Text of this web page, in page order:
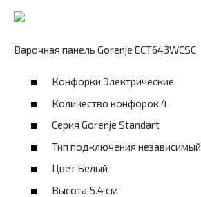
Варочная панель Gorenje ECT643WCSC
Конфорки Электрические
Количество конфорок 4
Серия Gorenje Standart
Тип подключения независимый
Цвет Белый
Высота 5.4 см